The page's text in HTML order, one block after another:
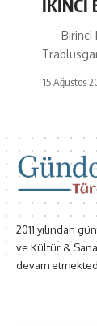
İKİNCİ
Birinci
15 Ağustos
2011 yılından
ve Kültür &
devam